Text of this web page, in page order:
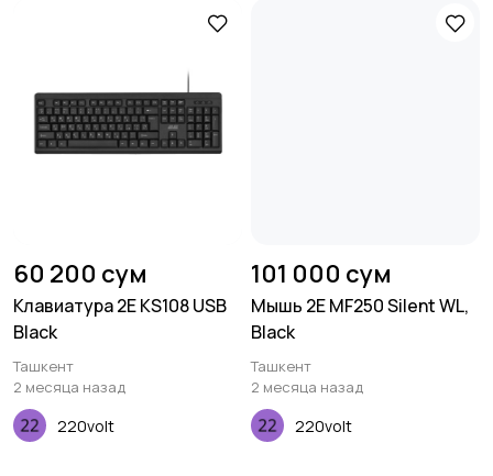
60 200 сум
Клавиатура 2E KS108 USB
Black
Ташкент
2 месяца назад
220volt
101 000 сум
Мышь 2E MF250 Silent WL,
Black
Ташкент
2 месяца назад
220volt